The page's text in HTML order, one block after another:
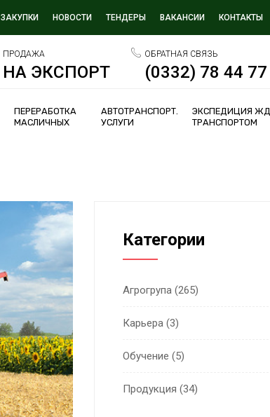
ЗАКУПКИ НОВОСТИ ТЕНДЕРЫ ВАКАНСИИ КОНТАКТЫ
ПРОДАЖА
НА ЭКСПОРТ
ОБРАТНАЯ СВЯЗЬ
(0332) 78 44 77
ПЕРЕРАБОТКА
МАСЛИЧНЫХ
АВТОТРАНСПОРТ.
УСЛУГИ
ЭКСПЕДИЦИЯ ЖД
ТРАНСПОРТОМ
Категории
Агрогрупа (265)
Карьера (3)
Обучение (5)
Продукция (34)